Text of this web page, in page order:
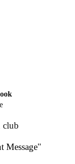
club
Message"